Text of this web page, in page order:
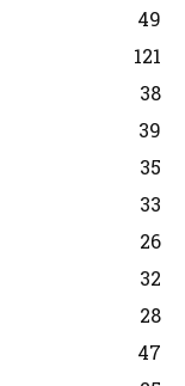
49
121
38
39
35
33
26
32
28
47